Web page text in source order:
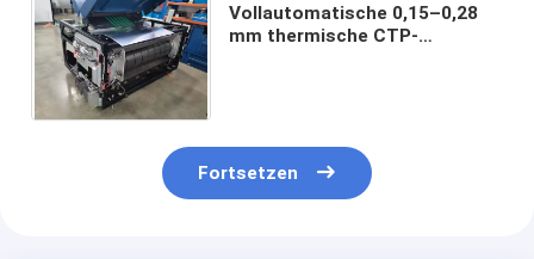
Vollautomatische 0,15–0,28
mm thermische CTP-
Fortsetzen